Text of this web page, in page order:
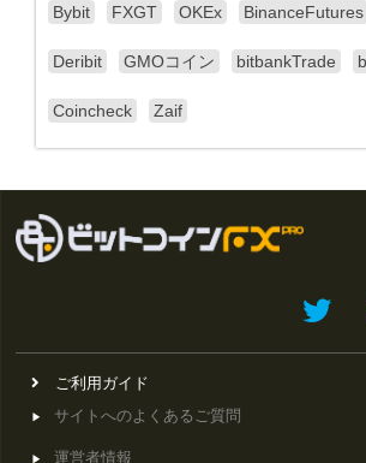
Bybit
FXGT OKEx BinanceFutures
Deribit GMOコイン bitbankTrade
Coincheck Zaif
ご利用ガイド
サイトへのよくあるご質問
運営者情報